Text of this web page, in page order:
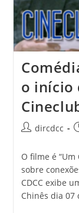
o início
dircdcc
O filme é
sobre
CDCC exibe
Chinês dia 07